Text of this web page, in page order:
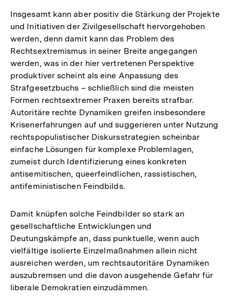
Insgesamt kann aber positiv die Stärkung der Projekte
und Initiativen der Zivilgesellschaft hervorgehoben
werden, denn damit kann das Problem des
Rechtsextremismus in seiner Breite angegangen
werden, was in der hier vertretenen Perspektive
produktiver scheint als eine Anpassung des
Strafgesetzbuchs – schließlich sind die meisten
Formen rechtsextremer Praxen bereits strafbar.
Autoritäre rechte Dynamiken greifen insbesondere
Krisenerfahrungen auf und suggerieren unter Nutzung
rechtspopulistischer Diskursstrategien scheinbar
einfache Lösungen für komplexe Problemlagen,
zumeist durch Identifizierung eines konkreten
antisemitischen, queerfeindlichen, rassistischen,
antifeministischen Feindbilds.
Damit knüpfen solche Feindbilder so stark an
gesellschaftliche Entwicklungen und
Deutungskämpfe an, dass punktuelle, wenn auch
vielfältige isolierte Einzelmaßnahmen allein nicht
ausreichen werden, um rechtsautoritäre Dynamiken
auszubremsen und die davon ausgehende Gefahr für
liberale Demokratien einzudämmen.